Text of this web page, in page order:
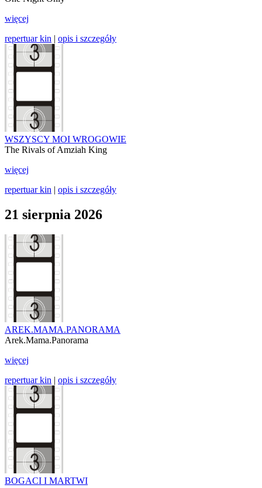
więcej
repertuar kin | opis i szczegóły
WSZYSCY MOI WROGOWIE
The Rivals of Amziah King
więcej
repertuar kin | opis i szczegóły
21 sierpnia 2026
AREK.MAMA.PANORAMA
Arek.Mama.Panorama
więcej
repertuar kin | opis i szczegóły
BOGACI I MARTWI